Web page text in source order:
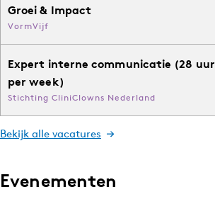
Groei & Impact
VormVijf
Expert interne communicatie (28 uur
per week)
Stichting CliniClowns Nederland
Bekijk alle vacatures
Evenementen